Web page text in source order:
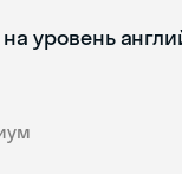
на уровень